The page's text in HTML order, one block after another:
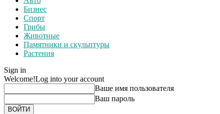
Бизнес
Спорт
Грибы
Животные
Памятники и скульптуры
Растения
Sign in
Welcome!Log into your account
Ваше имя пользователя
Ваш пароль